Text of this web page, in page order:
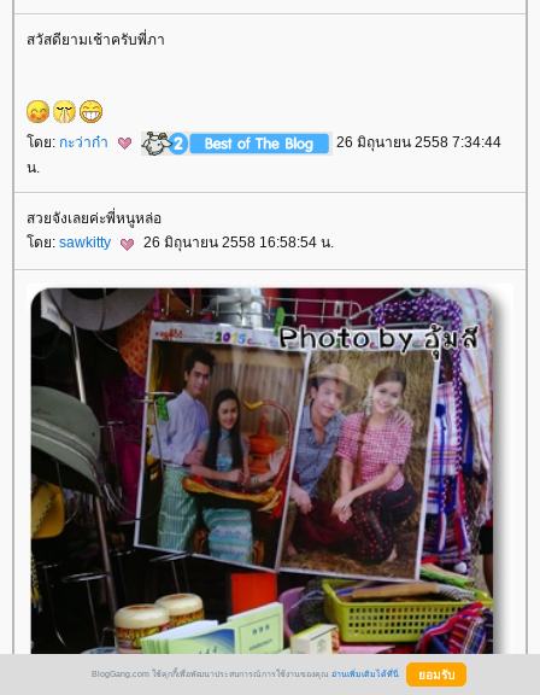
สวัสดียามเช้าครับพี่ภา
ดย: กะว่าก๋า
26 มิถุนายน 2558 7:34:44
น.
สวยจังเลยค่ะพี่หนูหล่อ
ดย: sawkitty 26 มิถุนายน 2558 16:58:54 น.
BlogGang.com ใช้คุกกี้เพื่อพัฒนาประสบการณ์การใช้งานของคุณ อ่านเพิ่มเติมได้ที่นี่